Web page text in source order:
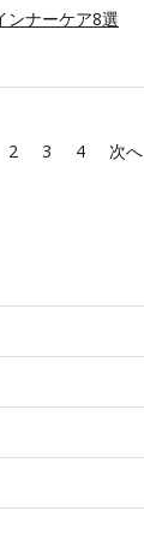
ンナーケア8選
2 3 4 次へ